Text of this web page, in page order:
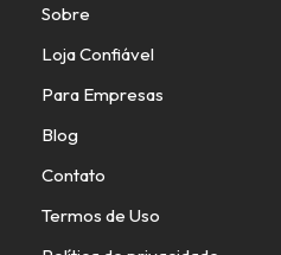
Sobre
Loja Confiável
Para Empresas
Blog
Contato
Termos de Uso